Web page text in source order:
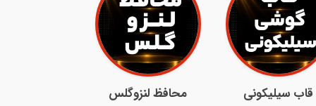
قاب سیلیکونی محافظ لنزوگلس